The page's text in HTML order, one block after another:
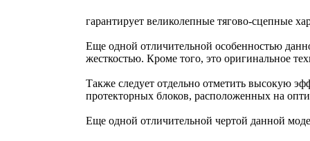
гарантирует великолепные тягово-сцепные
Еще одной отличительной особенностью
жесткостью. Кроме того, это оригинальное
Также следует отдельно отметить высокую
протекторных блоков, расположенных на
Еще одной отличительной чертой данной